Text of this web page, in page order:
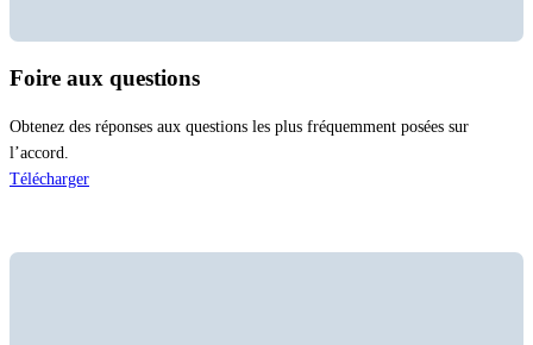
Foire aux questions
Obtenez des réponses aux questions les plus fréquemment posées sur
l’accord.
Télécharger